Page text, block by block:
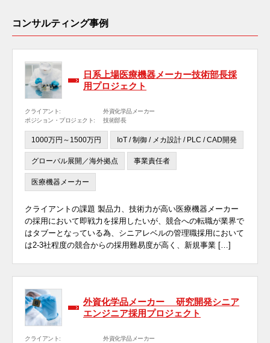
コンサルティング事例
日系上場医療機器メーカー技術部長採
用プロジェクト
クライアント:
外資化学品メーカー
ポジション・プロジェクト:
技術部長
1000万円～1500万円 IoT / 制御 / メカ設計 / PLC / CAD開発
グローバル展開／海外拠点 事業責任者
医療機器メーカー
クライアントの課題 製品力、技術力が高い医療機器メーカー
の採用において即戦力を採用したいが、競合への転職が業界で
はタブーとなっている為、シニアレベルの管理職採用において
は2-3社程度の競合からの採用難易度が高く、新規事業 […]
外資化学品メーカー 研究開発シニア
エンジニア採用プロジェクト
クライアント:
外資化学品メーカー